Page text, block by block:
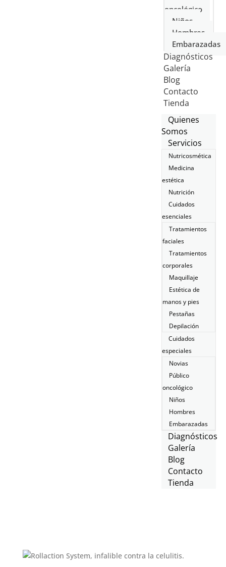
oncológico
Niños
Hombres
Embarazadas
Diagnósticos
Galería
Blog
Contacto
Tienda
Quienes
Somos
Servicios
Nutricosmética
Medicina
estética
Nutrición
Cuidados
esenciales
Tratamientos
faciales
Tratamientos
corporales
Maquillaje
Estética de
manos y pies
Pestañas
Depilación
Cuidados
especiales
Novias
Público
oncológico
Niños
Hombres
Embarazadas
Diagnósticos
Galería
Blog
Contacto
Tienda